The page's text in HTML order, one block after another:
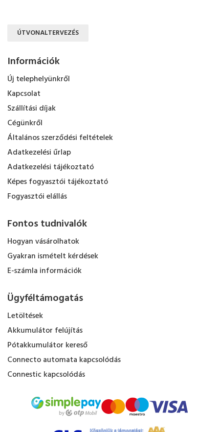
ÚTVONALTERVEZÉS
Információk
Új telephelyünkről
Kapcsolat
Szállítási díjak
Cégünkről
Általános szerződési feltételek
Adatkezelési űrlap
Adatkezelési tájékoztató
Képes fogyasztói tájékoztató
Fogyasztói elállás
Fontos tudnivalók
Hogyan vásárolhatok
Gyakran ismételt kérdések
E-számla információk
Ügyféltámogatás
Letöltések
Akkumulátor felújítás
Pótakkumulátor kereső
Connecto automata kapcsolódás
Connestic kapcsolódás